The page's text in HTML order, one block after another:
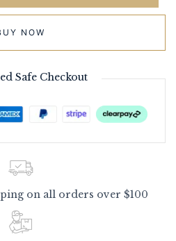
NOW
Safe Checkout
on all orders over $100